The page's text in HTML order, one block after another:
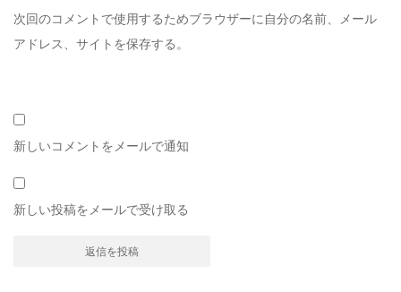
次回のコメントで使用するためブラウザーに自分の名前、メール
アドレス、サイトを保存する。
新しいコメントをメールで通知
新しい投稿をメールで受け取る